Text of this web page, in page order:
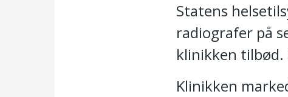
Statens
radiografer på
klinikken tilbød.
Klinikken